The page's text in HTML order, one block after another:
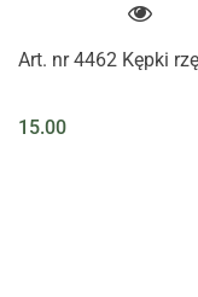
Art. nr 4462 Kępki
15.00